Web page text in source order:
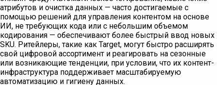
атрибутов и очистка данных — часто достигаемые с
помощью решений для управления контентом на основе
ИИ, не требующих кода или с небольшим объемом
кодирования — обеспечивают более быстрый ввод новых
SKU. Ритейлеры, такие как Target, могут быстро расширять
свой цифровой ассортимент и реагировать на сезонные
или возникающие тенденции, при условии, что их контент-
инфраструктура поддерживает масштабируемую
автоматизацию и гигиену данных.